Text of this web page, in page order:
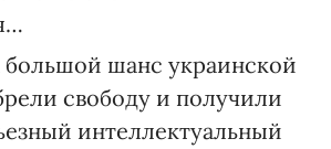
большой шанс украинской
свободу и получили
интеллектуальный